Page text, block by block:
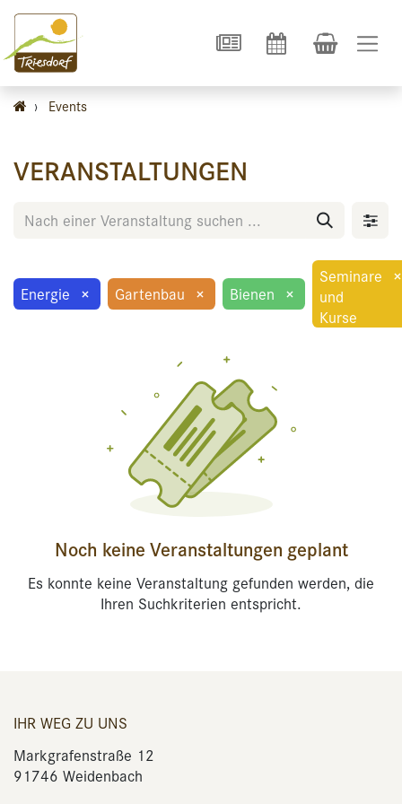
› Events
VERANSTALTUNGEN
Energie × Gartenbau × Bienen ×
Seminare
und
Kurse
×
Noch keine Veranstaltungen geplant
Es konnte keine Veranstaltung gefunden werden, die
Ihren Suchkriterien entspricht.
IHR WEG ZU UNS
Markgrafenstraße 12
91746 Weidenbach